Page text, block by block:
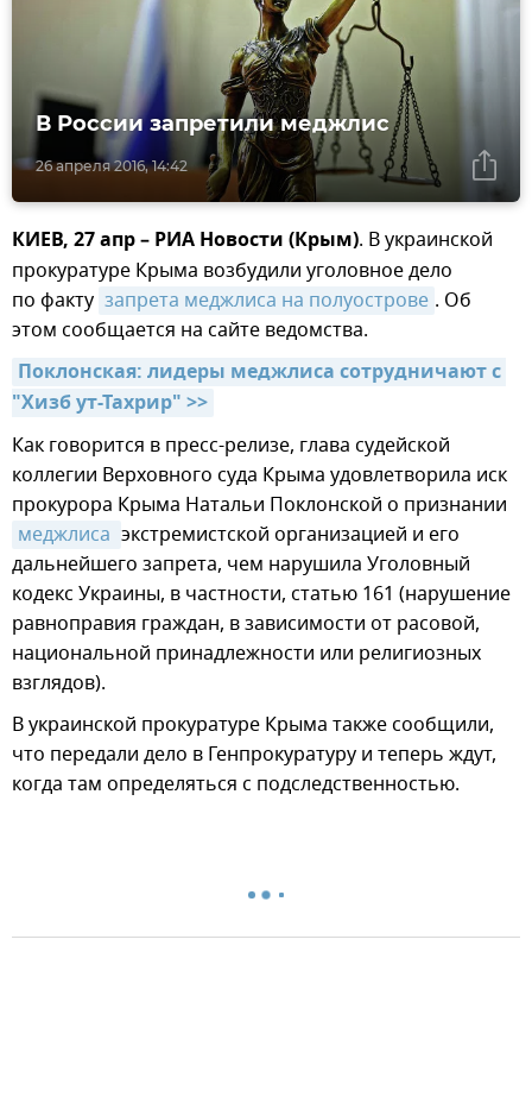
26 апреля 2016, 14:42
В России запретили меджлис
КИЕВ, 27 апр – РИА Новости (Крым). В украинской
прокуратуре Крыма возбудили уголовное дело
по факту запрета меджлиса на полуострове . Об
этом сообщается на сайте ведомства.
Поклонская: лидеры меджлиса сотрудничают с
"Хизб ут-Тахрир" >>
Как говорится в пресс-релизе, глава судейской
коллегии Верховного суда Крыма удовлетворила иск
прокурора Крыма Натальи Поклонской о признании
меджлиса экстремистской организацией и его
дальнейшего запрета, чем нарушила Уголовный
кодекс Украины, в частности, статью 161 (нарушение
равноправия граждан, в зависимости от расовой,
национальной принадлежности или религиозных
взглядов).
В украинской прокуратуре Крыма также сообщили,
что передали дело в Генпрокуратуру и теперь ждут,
когда там определяться с подследственностью.